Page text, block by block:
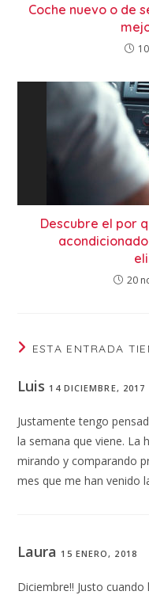
Coche nuevo o de
Descubre el por
20
ESTA ENTRADA
Luis 14 DICIEMBRE, 2017
Justamente tengo
la semana que viene. La
mirando y comparando
mes que me han venido
Laura 15 ENERO, 2018
Diciembre!! Justo